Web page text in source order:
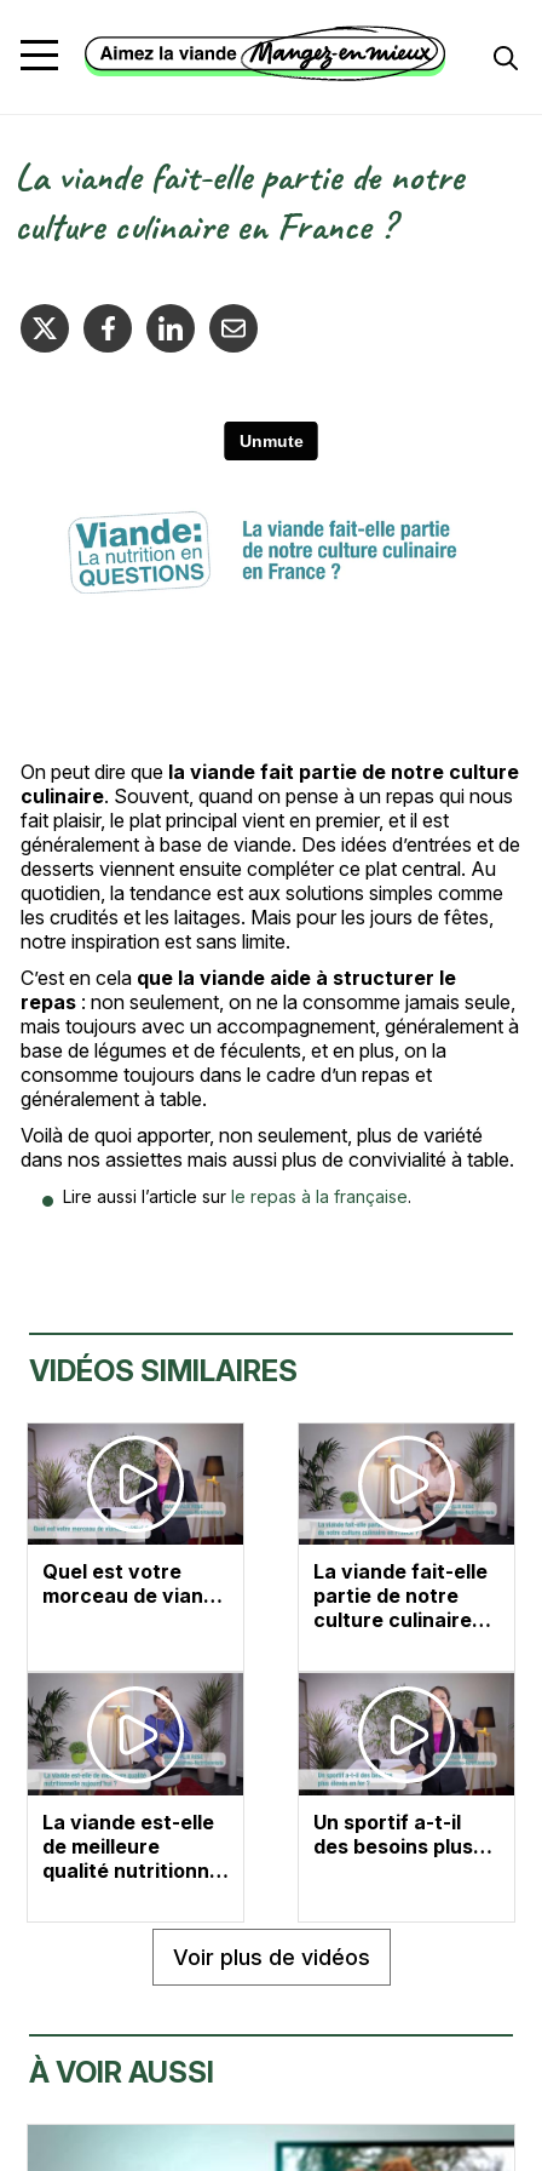
Fil d'Ariane
La viande fait-elle partie de notre
culture culinaire en France ?
On peut dire que la viande fait partie de notre culture
culinaire. Souvent, quand on pense à un repas qui nous
fait plaisir, le plat principal vient en premier, et il est
généralement à base de viande. Des idées d’entrées et de
desserts viennent ensuite compléter ce plat central. Au
quotidien, la tendance est aux solutions simples comme
les crudités et les laitages. Mais pour les jours de fêtes,
notre inspiration est sans limite.
C’est en cela que la viande aide à structurer le
repas : non seulement, on ne la consomme jamais seule,
mais toujours avec un accompagnement, généralement à
base de légumes et de féculents, et en plus, on la
consomme toujours dans le cadre d’un repas et
généralement à table.
Voilà de quoi apporter, non seulement, plus de variété
dans nos assiettes mais aussi plus de convivialité à table.
Lire aussi l’article sur le repas à la française.
VIDÉOS SIMILAIRES
Quel est votre
morceau de vian…
La viande fait-elle
partie de notre
culture culinaire…
La viande est-elle
de meilleure
qualité nutritionn…
Un sportif a-t-il
des besoins plus…
Voir plus de vidéos
À VOIR AUSSI